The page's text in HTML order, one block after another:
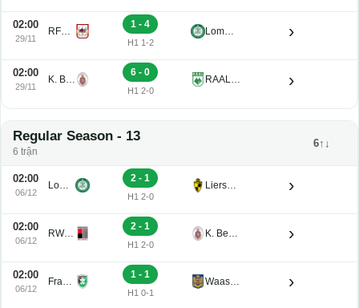
02:00
29/11
RFC de Liege U21
1 - 4
H1 1-2
Lommel U21 ›
02:00
29/11
K. Beerschot V.A. Reserve U21
6 - 0
H1 2-0
RAAL La Louviere U21 ›
Regular Season - 13
6 trận
6↑↓
02:00
06/12
Lommel U21
2 - 1
H1 2-0
Lierse K. U21 ›
02:00
06/12
RWDM U21
2 - 1
H1 2-0
K. Beerschot V.A. Reserve U21 ›
02:00
06/12
Francs Borains U21
1 - 1
H1 0-1
Waasland-Beveren U21 ›